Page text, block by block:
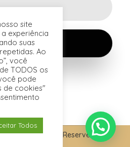
Hotel. All Rights Reserved
site
experiência
suas
Ao
você
TODOS os
pode
de cookies"
Todos